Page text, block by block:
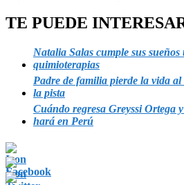
TE PUEDE
Natalia Salas cumple sus
quimioterapias
Padre de familia pierde la vida
la pista
Cuándo regresa Greyssi Ortega
hará en Perú